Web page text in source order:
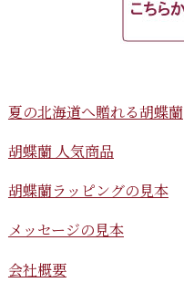
夏の北海道へ贈れる胡蝶蘭
胡蝶蘭 人気商品
胡蝶蘭ラッピングの見本
メッセージの見本
会社概要